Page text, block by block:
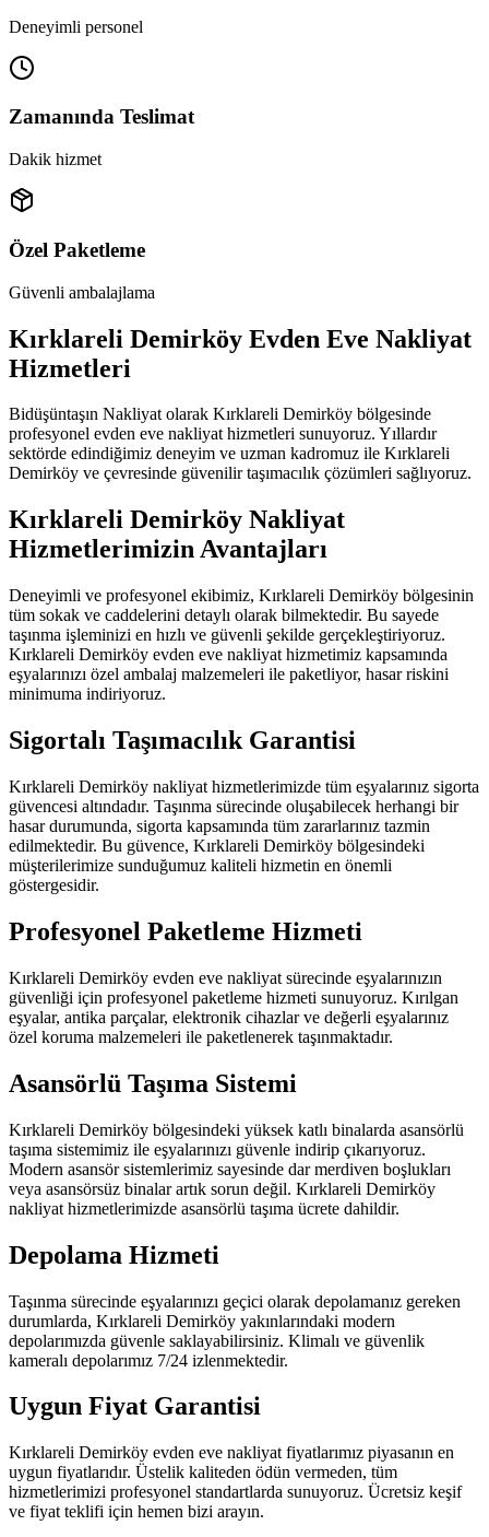
Deneyimli personel
Zamanında Teslimat
Dakik hizmet
Özel Paketleme
Güvenli ambalajlama
Kırklareli Demirköy Evden Eve Nakliyat
Hizmetleri
Bidüşüntaşın Nakliyat olarak Kırklareli Demirköy bölgesinde
profesyonel evden eve nakliyat hizmetleri sunuyoruz. Yıllardır
sektörde edindiğimiz deneyim ve uzman kadromuz ile Kırklareli
Demirköy ve çevresinde güvenilir taşımacılık çözümleri sağlıyoruz.
Kırklareli Demirköy Nakliyat
Hizmetlerimizin Avantajları
Deneyimli ve profesyonel ekibimiz, Kırklareli Demirköy bölgesinin
tüm sokak ve caddelerini detaylı olarak bilmektedir. Bu sayede
taşınma işleminizi en hızlı ve güvenli şekilde gerçekleştiriyoruz.
Kırklareli Demirköy evden eve nakliyat hizmetimiz kapsamında
eşyalarınızı özel ambalaj malzemeleri ile paketliyor, hasar riskini
minimuma indiriyoruz.
Sigortalı Taşımacılık Garantisi
Kırklareli Demirköy nakliyat hizmetlerimizde tüm eşyalarınız sigorta
güvencesi altındadır. Taşınma sürecinde oluşabilecek herhangi bir
hasar durumunda, sigorta kapsamında tüm zararlarınız tazmin
edilmektedir. Bu güvence, Kırklareli Demirköy bölgesindeki
müşterilerimize sunduğumuz kaliteli hizmetin en önemli
göstergesidir.
Profesyonel Paketleme Hizmeti
Kırklareli Demirköy evden eve nakliyat sürecinde eşyalarınızın
güvenliği için profesyonel paketleme hizmeti sunuyoruz. Kırılgan
eşyalar, antika parçalar, elektronik cihazlar ve değerli eşyalarınız
özel koruma malzemeleri ile paketlenerek taşınmaktadır.
Asansörlü Taşıma Sistemi
Kırklareli Demirköy bölgesindeki yüksek katlı binalarda asansörlü
taşıma sistemimiz ile eşyalarınızı güvenle indirip çıkarıyoruz.
Modern asansör sistemlerimiz sayesinde dar merdiven boşlukları
veya asansörsüz binalar artık sorun değil. Kırklareli Demirköy
nakliyat hizmetlerimizde asansörlü taşıma ücrete dahildir.
Depolama Hizmeti
Taşınma sürecinde eşyalarınızı geçici olarak depolamanız gereken
durumlarda, Kırklareli Demirköy yakınlarındaki modern
depolarımızda güvenle saklayabilirsiniz. Klimalı ve güvenlik
kameralı depolarımız 7/24 izlenmektedir.
Uygun Fiyat Garantisi
Kırklareli Demirköy evden eve nakliyat fiyatlarımız piyasanın en
uygun fiyatlarıdır. Üstelik kaliteden ödün vermeden, tüm
hizmetlerimizi profesyonel standartlarda sunuyoruz. Ücretsiz keşif
ve fiyat teklifi için hemen bizi arayın.